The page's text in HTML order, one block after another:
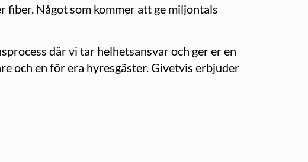
fiber. Något som kommer att ge miljontals
där vi tar helhetsansvar och ger er en
och en för era hyresgäster. Givetvis erbjuder